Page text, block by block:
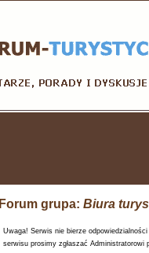
Forum grupa: Biura
Uwaga! Serwis nie bierze
serwisu prosimy zgłaszać Administratorowi